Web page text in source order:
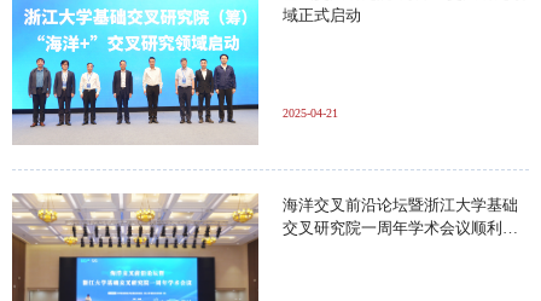
域正式启动
2025-04-21
海洋交叉前沿论坛暨浙江大学基础
交叉研究院一周年学术会议顺利举